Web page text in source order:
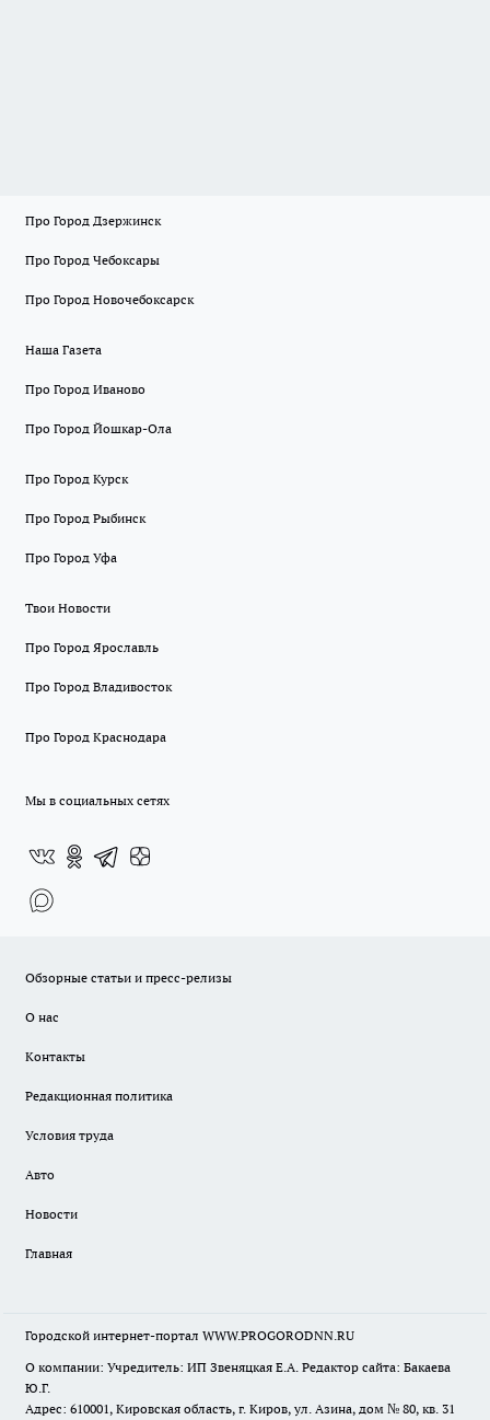
Про Город Дзержинск
Про Город Чебоксары
Про Город Новочебоксарск
Наша Газета
Про Город Иваново
Про Город Йошкар-Ола
Про Город Курск
Про Город Рыбинск
Про Город Уфа
Твои Новости
Про Город Ярославль
Про Город Владивосток
Про Город Краснодара
Мы в социальных сетях
Обзорные статьи и пресс-релизы
О нас
Контакты
Редакционная политика
Условия труда
Авто
Новости
Главная
Городской интернет-портал WWW.PROGORODNN.RU
О компании: Учредитель: ИП Звеняцкая Е.А. Редактор сайта: Бакаева
Ю.Г.
Адрес: 610001, Кировская область, г. Киров, ул. Азина, дом № 80, кв. 31